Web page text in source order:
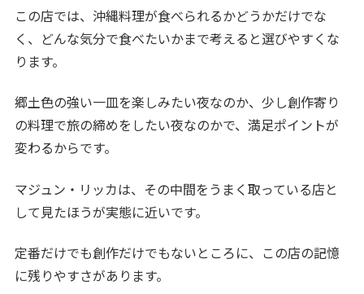
この店では、沖縄料理が食べられるかどうかだけでな
く、どんな気分で食べたいかまで考えると選びやすくな
ります。
郷土色の強い一皿を楽しみたい夜なのか、少し創作寄り
の料理で旅の締めをしたい夜なのかで、満足ポイントが
変わるからです。
マジュン・リッカは、その中間をうまく取っている店と
して見たほうが実態に近いです。
定番だけでも創作だけでもないところに、この店の記憶
に残りやすさがあります。